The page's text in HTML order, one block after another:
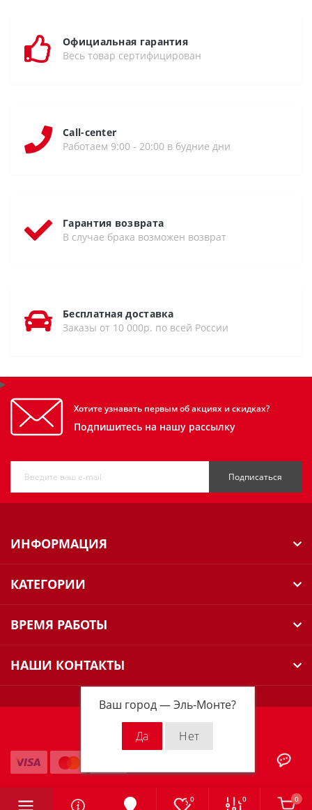
Ваш город —Эль-Монте?
0 0 0
Официальная гарантия
Весь товар сертифицирован
Call-center
Работаем 9:00 - 20:00 в будние дни
Гарантия возврата
В случае брака возможен возврат
Бесплатная доставка
Заказы от 10 000р. по всей России
Хотите узнавать первым об акциях и скидках?
Подпишитесь на нашу рассылку
Подписаться
ИНФОРМАЦИЯ
КАТЕГОРИИ
ВРЕМЯ РАБОТЫ
НАШИ КОНТАКТЫ
Milwaukee Russia © 2026